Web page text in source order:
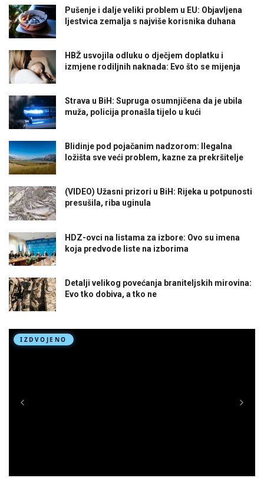
Pušenje i dalje veliki problem u EU: Objavljena
ljestvica zemalja s najviše korisnika duhana
HBŽ usvojila odluku o dječjem doplatku i
izmjene rodiljnih naknada: Evo što se mijenja
Strava u BiH: Supruga osumnjičena da je ubila
muža, policija pronašla tijelo u kući
Blidinje pod pojačanim nadzorom: Ilegalna
ložišta sve veći problem, kazne za prekršitelje
(VIDEO) Užasni prizori u BiH: Rijeka u potpunosti
presušila, riba uginula
HDZ-ovci na listama za izbore: Ovo su imena
koja predvode liste na izborima
Detalji velikog povećanja braniteljskih mirovina:
Evo tko dobiva, a tko ne